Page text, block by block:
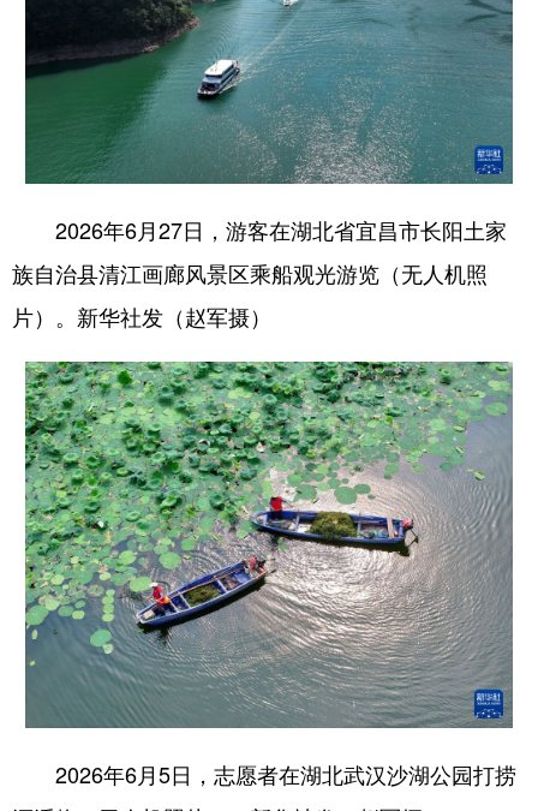
2026年6月27日，游客在湖北省宜昌市长阳土家
族自治县清江画廊风景区乘船观光游览（无人机照
片）。新华社发（赵军摄）
2026年6月5日，志愿者在湖北武汉沙湖公园打捞